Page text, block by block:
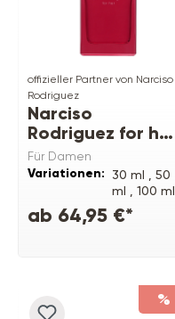
offizieller Partner von Narciso
Rodriguez
Narciso
Rodriguez for her
EDP intense
Für Damen
Variationen: 30 ml , 50
ml , 100 ml
ab 64,95 €*
%